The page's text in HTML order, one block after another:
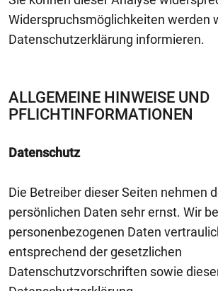
Widerspruchsmöglichkeiten werden
Datenschutzerklärung informieren.
ALLGEMEINE HINWEISE UND
PFLICHTINFORMATIONEN
Datenschutz
Die Betreiber dieser Seiten nehmen
persönlichen Daten sehr ernst. Wir
personenbezogenen Daten
entsprechend der gesetzlichen
Datenschutzvorschriften sowie